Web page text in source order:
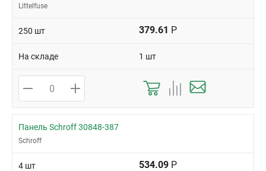
Littelfuse
250 шт 379.61 Р
На складе 1 шт
Панель Schroff 30848-387
Schroff
4 шт 534.09 Р